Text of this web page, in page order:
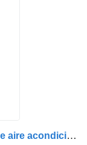
Conductă de Combustibil manguera de aire acondicionado para MAN 51123055438/51123055450 camión